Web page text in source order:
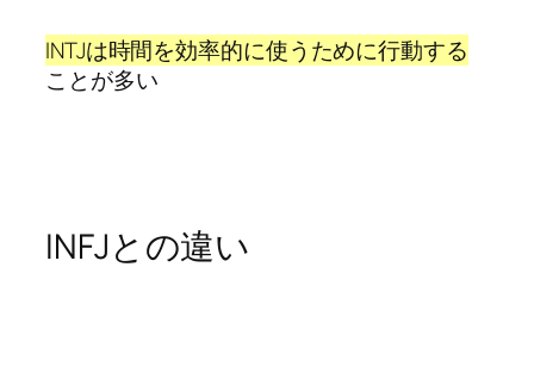
INTJは時間を効率的に使うために行動する
ことが多い
INFJとの違い